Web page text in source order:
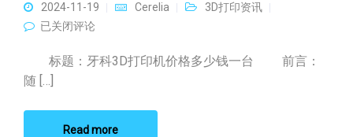
2024-11-19 Cerelia
3D打印资讯
牙科3d打印机价格多少钱一台
已关闭评论
标题：牙科3D打印机价格多少钱一台 前言：
随 […]
Read more